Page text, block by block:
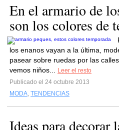
En el armario de
son los colores de
los enanos vayan a la última,
pasear sobre ruedas por las
vemos niños...
Leer el resto
Publicado el 24 octubre 2013
MODA, TENDENCIAS
Ideas para decorar